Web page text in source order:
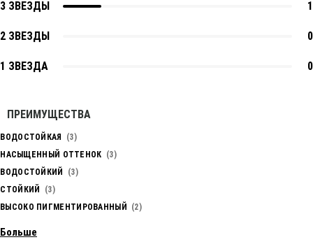
3 ЗВЕЗДЫ 1
2 ЗВЕЗДЫ 0
1 ЗВЕЗДА 0
ПРЕИМУЩЕСТВА
ВОДОСТОЙКАЯ
3
НАСЫЩЕННЫЙ ОТТЕНОК
3
ВОДОСТОЙКИЙ
3
СТОЙКИЙ
3
ВЫСОКО ПИГМЕНТИРОВАННЫЙ
2
Больше